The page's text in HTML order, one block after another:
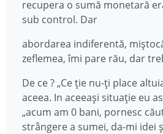
recupera o sumă monetară
sub control. Dar
abordarea indiferentă,
zeflemea, îmi pare rău, dar
De ce ? „Ce ție nu-ți place
aceea. In aceeași situație eu
„acum am 0 bani, pornesc
strângere a sumei, da-mi idei